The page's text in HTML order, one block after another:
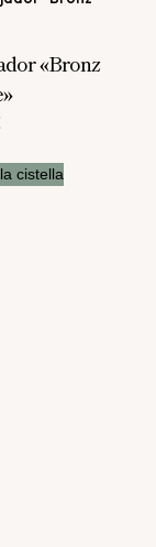
«Bronz
cistella